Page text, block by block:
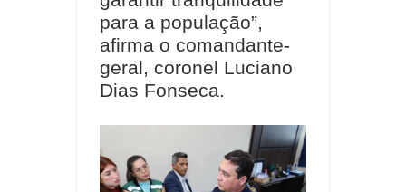
para a população”,
afirma o comandante-
geral, coronel Luciano
Dias Fonseca.